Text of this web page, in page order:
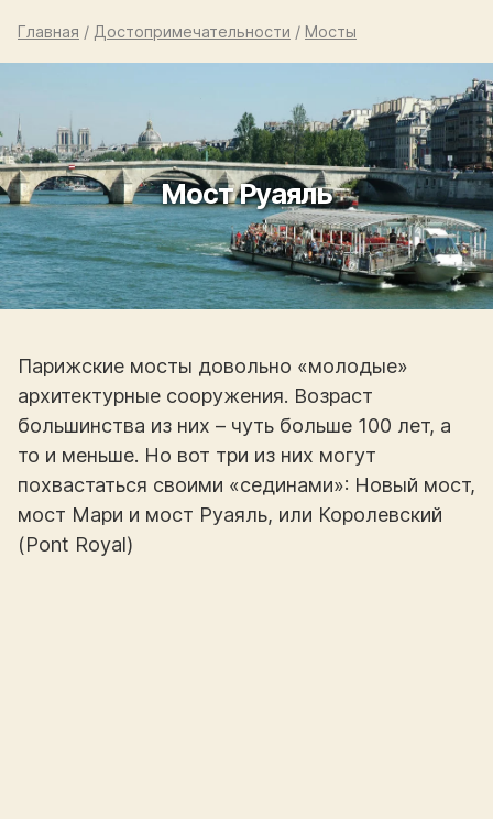
Главная / Достопримечательности / Мосты
Мост Руаяль
Парижские мосты довольно «молодые»
архитектурные сооружения. Возраст
большинства из них – чуть больше 100 лет, а
то и меньше. Но вот три из них могут
похвастаться своими «сединами»: Новый мост,
мост Мари и мост Руаяль, или Королевский
(Pont Royal)